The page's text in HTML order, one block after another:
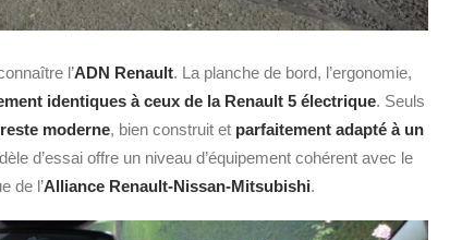
l’ADN Renault. La planche de bord, l’ergonomie,
identiques à ceux de la Renault 5 électrique. Seuls
moderne, bien construit et parfaitement adapté à un
d’essai offre un niveau d’équipement cohérent avec le
de l’Alliance Renault-Nissan-Mitsubishi.